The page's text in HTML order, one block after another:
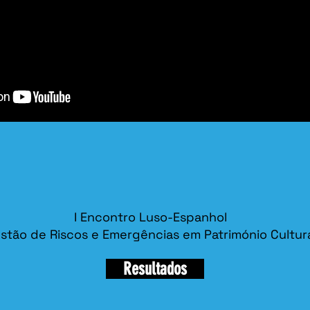
I Encontro Luso-Espanhol
de Riscos e Emergências em Património
Resultados